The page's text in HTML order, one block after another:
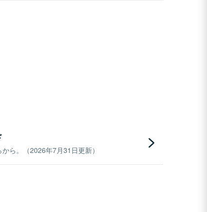
ら。（2026年7月31日更新）